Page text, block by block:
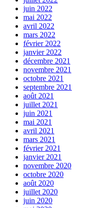
juin 2022
mai 2022
avril 2022
mars 2022
février 2022
janvier 2022
décembre 2021
novembre 2021
octobre 2021
septembre 2021
août 2021
juillet 2021
juin 2021
mai 2021
avril 2021
mars 2021
février 2021
janvier 2021
novembre 2020
octobre 2020
août 2020
juillet 2020
juin 2020